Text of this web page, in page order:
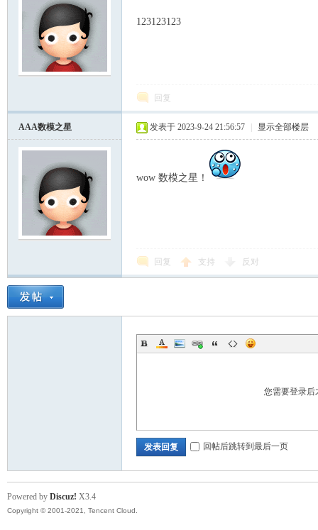
123123123
回复
AAA数模之星 发表于 2023-9-24 21:56:57 显示全部楼层
wow 数模之星！
回复 支持 反对
您需要登录
发表回复 回帖后跳转到最后一页
Powered by Discuz! X3.4
Copyright © 2001-2021, Tencent Cloud.